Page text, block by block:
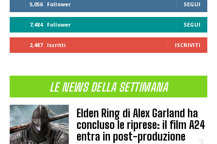
5,056 Follower SEGUI
7,484 Follower SEGUI
2,487 Iscritti ISCRIVITI
LE NEWS DELLA SETTIMANA
Elden Ring di Alex Garland ha
concluso le riprese: il film A24
entra in post-produzione